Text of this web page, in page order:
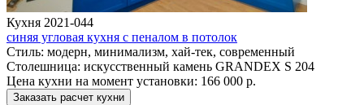
Кухня 2021-044
синяя угловая кухня с пеналом в потолок
Стиль: модерн, минимализм, хай-тек, современный
Столешница: искусственный камень GRANDEX S 204
Цена кухни на момент установки: 166 000 р.
Заказать расчет кухни